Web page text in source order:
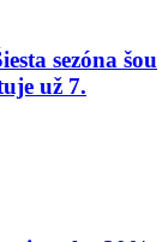
sezóna šou
už 7.